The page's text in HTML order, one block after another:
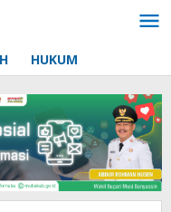
HUKUM